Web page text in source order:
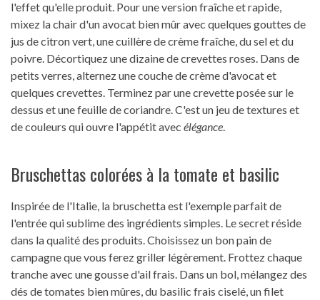
l'effet qu'elle produit. Pour une version fraîche et rapide,
mixez la chair d'un avocat bien mûr avec quelques gouttes de
jus de citron vert, une cuillère de crème fraîche, du sel et du
poivre. Décortiquez une dizaine de crevettes roses. Dans de
petits verres, alternez une couche de crème d'avocat et
quelques crevettes. Terminez par une crevette posée sur le
dessus et une feuille de coriandre. C'est un jeu de textures et
de couleurs qui ouvre l'appétit avec élégance.
Bruschettas colorées à la tomate et basilic
Inspirée de l'Italie, la bruschetta est l'exemple parfait de
l'entrée qui sublime des ingrédients simples. Le secret réside
dans la qualité des produits. Choisissez un bon pain de
campagne que vous ferez griller légèrement. Frottez chaque
tranche avec une gousse d'ail frais. Dans un bol, mélangez des
dés de tomates bien mûres, du basilic frais ciselé, un filet